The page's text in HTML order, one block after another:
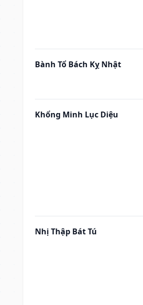
Bành Tổ Bách Kỵ Nhật
Khổng Minh Lục Diệu
Nhị Thập Bát Tú